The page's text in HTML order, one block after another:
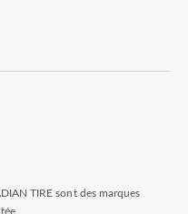
TIRE sont des marques